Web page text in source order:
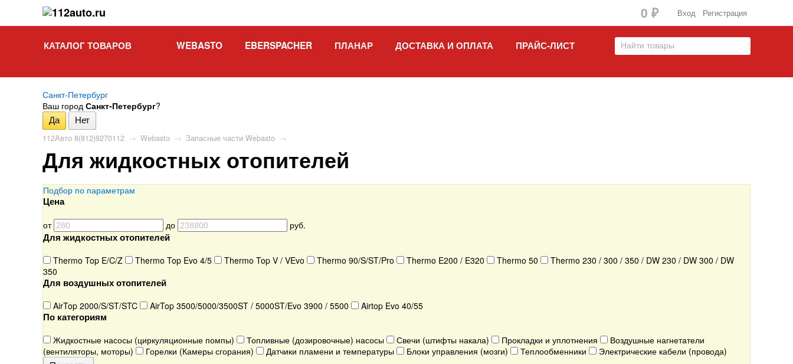
Вход Регистрация
0 ₽
КАТАЛОГ ТОВАРОВ WEBASTO EBERSPACHER ПЛАНАР ДОСТАВКА И ОПЛАТА ПРАЙС-ЛИСТ
Санкт-Петербург
Ваш город Санкт-Петербург?
112Авто 8(812)9270112 → Webasto → Запасные части Webasto →
Для жидкостных отопителей
Подбор по параметрам
Цена
от до руб.
Для жидкостных отопителей
Thermo Top E/C/Z Thermo Top Evo 4/5 Thermo Top V / VEvo Thermo 90/S/ST/Pro Thermo E200 / E320 Thermo 50
Thermo 230 / 300 / 350 / DW 230 / DW 300 / DW
350
Для воздушных отопителей
AirTop 2000/S/ST/STC AirTop 3500/5000/3500ST / 5000ST/Evo 3900 / 5500 Airtop Evo 40/55
По категориям
Жидкостные насосы (циркуляционные помпы) Топливные (дозировочные) насосы Свечи (штифты накала) Прокладки и уплотнения
Воздушные нагнетатели
(вентиляторы, моторы)
Горелки (Камеры сгорания) Датчики пламени и температуры Блоки управления (мозги) Теплообменники Электрические кабели (провода)